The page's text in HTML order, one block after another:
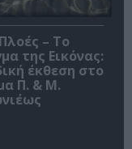
– Το
της Εικόνας:
έκθεση στο
Π. & Μ.